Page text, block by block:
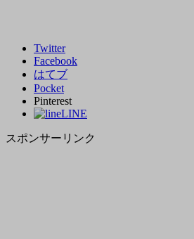
Twitter
Facebook
はてブ
Pocket
Pinterest
LINE
スポンサーリンク